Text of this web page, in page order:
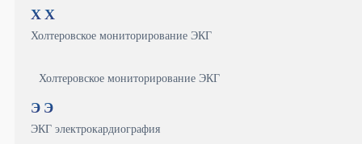
Х Х
Холтеровское мониторирование ЭКГ
Холтеровское мониторирование ЭКГ
Э Э
ЭКГ электрокардиография